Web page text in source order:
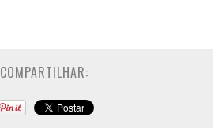
COMPARTILHAR: